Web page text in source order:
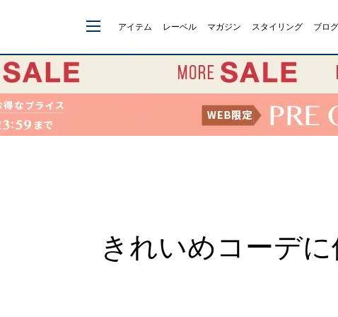
アイテム レーベル マガジン スタイリング ブログ
きれいめコーデ